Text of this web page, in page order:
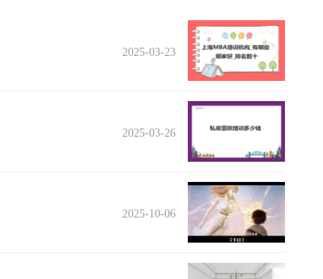
2025-03-23
2025-03-26
2025-10-06